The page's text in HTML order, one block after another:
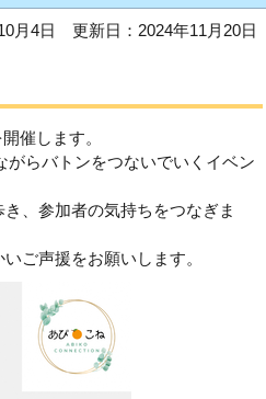
月4日 更新日：2024年11月20日
催します。
らバトンをつないでいくイベン
、参加者の気持ちをつなぎま
ご声援をお願いします。